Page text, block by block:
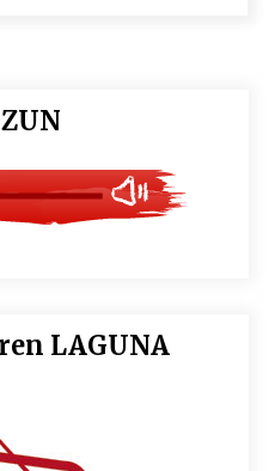
Itsas Martxa ospatuko
LAGUNA